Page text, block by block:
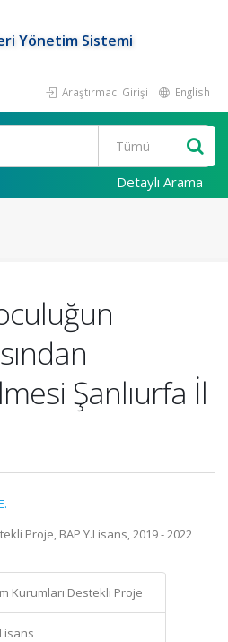
Yönetim Sistemi
Araştırmacı Girişi English
Detaylı Arama
Şanlıurfa İl
Proje, BAP Y.Lisans, 2019 - 2022
Kurumları Destekli Proje